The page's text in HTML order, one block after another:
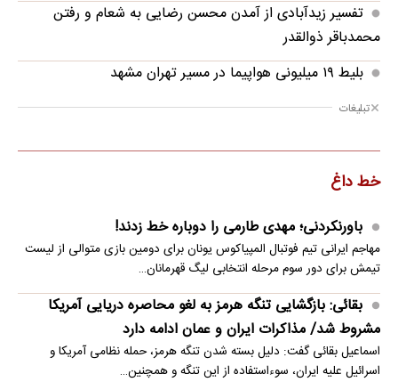
تفسیر زیدآبادی از آمدن محسن رضایی به شعام و رفتن
محمدباقر ذوالقدر
بلیط ۱۹ میلیونی هواپیما در مسیر تهران مشهد‌
تبلیغات
خط داغ
باورنکردنی؛ مهدی طارمی را دوباره خط زدند!
مهاجم ایرانی تیم فوتبال المپیاکوس یونان برای دومین بازی متوالی از لیست
تیمش برای دور سوم مرحله انتخابی لیگ قهرمانان…
بقائی: بازگشایی تنگه هرمز به لغو محاصره دریایی آمریکا
مشروط شد/ مذاکرات ایران و عمان ادامه دارد
اسماعیل بقائی گفت: دلیل بسته شدن تنگه هرمز، حمله نظامی آمریکا و
اسرائیل علیه ایران، سوءاستفاده از این تنگه و همچنین…